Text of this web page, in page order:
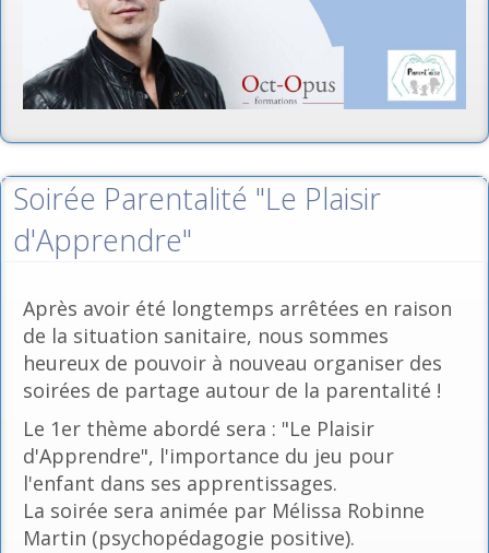
Soirée Parentalité "Le Plaisir
d'Apprendre"
Après avoir été longtemps arrêtées en raison
de la situation sanitaire, nous sommes
heureux de pouvoir à nouveau organiser des
soirées de partage autour de la parentalité !
Le 1er thème abordé sera : "Le Plaisir
d'Apprendre", l'importance du jeu pour
l'enfant dans ses apprentissages.
La soirée sera animée par Mélissa Robinne
Martin (psychopédagogie positive).